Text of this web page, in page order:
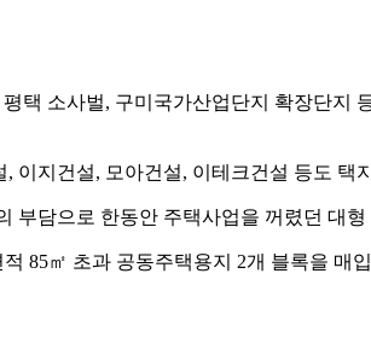
택 소사벌, 구미국가산업단지 확장단지
이지건설, 모아건설, 이테크건설 등도 택
부담으로 한동안 주택사업을 꺼렸던 대
85㎡ 초과 공동주택용지 2개 블록을 매